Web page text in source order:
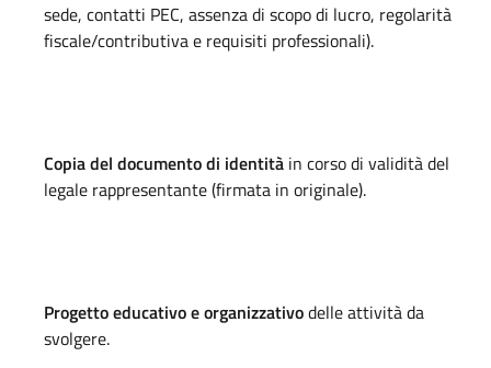
sede, contatti PEC, assenza di scopo di lucro, regolarità
fiscale/contributiva e requisiti professionali).
Copia del documento di identità in corso di validità del
legale rappresentante (firmata in originale).
Progetto educativo e organizzativodelle attività da
svolgere.